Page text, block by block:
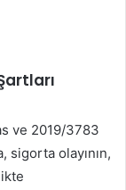
ve 2019/3783
sigorta olayının,